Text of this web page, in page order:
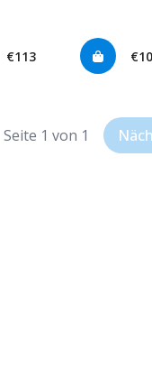
€113
Seite 1 von 1